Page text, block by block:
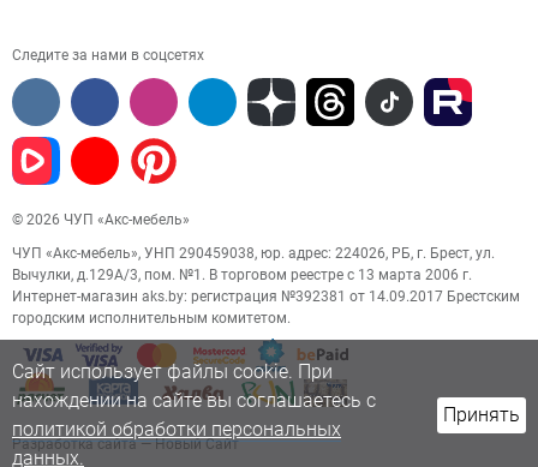
Следите за нами в соцсетях
© 2026 ЧУП «Акс-мебель»
ЧУП «Акс-мебель», УНП 290459038, юр. адрес: 224026, РБ, г. Брест, ул.
Вычулки, д.129А/3, пом. №1. В торговом реестре с 13 марта 2006 г.
Интернет-магазин aks.by: регистрация №392381 от 14.09.2017 Брестским
городским исполнительным комитетом.
Разработка сайта— Новый Сайт
Сайт использует файлы cookie. При
нахождении на сайте вы соглашаетесь с
политикой обработки персональных
данных.
Принять